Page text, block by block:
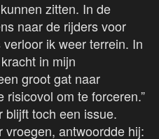
zitten. In de
naar de rijders voor
ik weer terrein. In
in mijn
groot gat naar
om te forceren.”
blijft toch een issue.
vroegen, antwoordde hij: